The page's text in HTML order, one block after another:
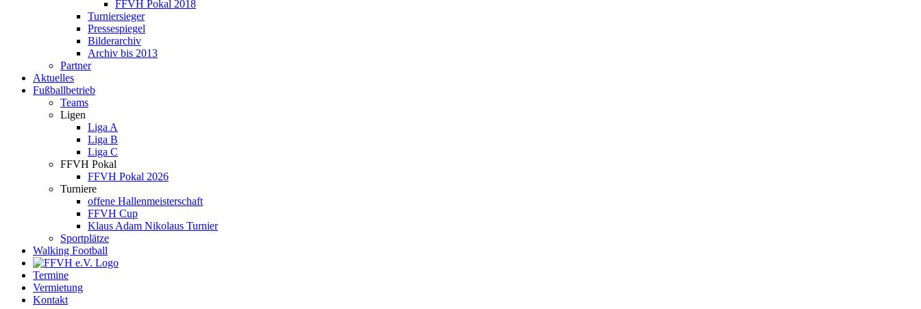
FFVH Pokal 2018
Turniersieger
Pressespiegel
Bilderarchiv
Archiv bis 2013
Partner
Aktuelles
Fußballbetrieb
Teams
Ligen
Liga A
Liga B
Liga C
FFVH Pokal
FFVH Pokal 2026
Turniere
offene Hallenmeisterschaft
FFVH Cup
Klaus Adam Nikolaus Turnier
Sportplätze
Walking Football
Termine
Vermietung
Kontakt